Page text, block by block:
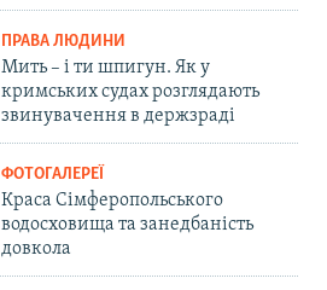
ПРАВА ЛЮДИНИ
Мить – і ти шпигун. Як у
кримських судах розглядають
звинувачення в держзраді
ФОТОГАЛЕРЕЇ
Краса Сімферопольського
водосховища та занедбаність
довкола